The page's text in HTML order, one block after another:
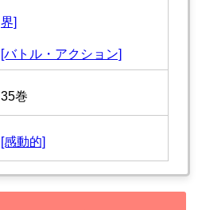
界]
[バトル・アクション]
35巻
[感動的]